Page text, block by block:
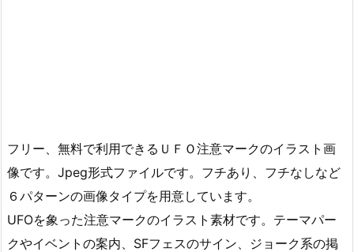
フリー、無料で利用できるＵＦＯ注意マークのイラスト画
像です。Jpeg形式ファイルです。フチあり、フチなしなど
６パターンの画像タイプを用意しています。
UFOを象った注意マークのイラスト素材です。テーマパー
クやイベントの案内、SFフェスのサイン、ジョーク系の掲